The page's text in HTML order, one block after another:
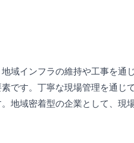
域インフラの維持や工事を
です。丁寧な現場管理を通
地域密着型の企業として、